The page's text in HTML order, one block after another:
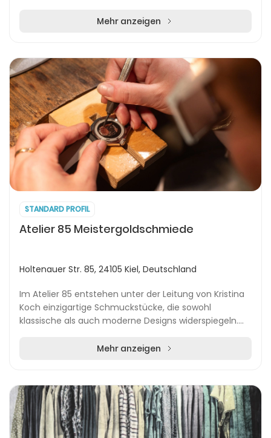
ermöglicht lebenslanges Lernen, un...
Mehr anzeigen
STANDARD PROFIL
Atelier 85 Meistergoldschmiede
Holtenauer Str. 85, 24105 Kiel, Deutschland
Im Atelier 85 entstehen unter der Leitung von Kristina
Koch einzigartige Schmuckstücke, die sowohl
klassische als auch moderne Designs widerspiegeln.
Mehr anzeigen